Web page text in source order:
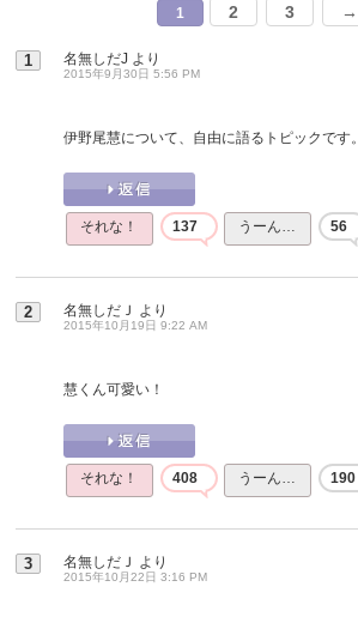
1 2 3 →
1 名無しだJ より
2015年9月30日 5:56 PM
伊野尾慧について、自由に語るトピックです。
それな！ 137 うーん… 56
2 名無しだＪ より
2015年10月19日 9:22 AM
慧くん可愛い！
それな！ 408 うーん… 190
3 名無しだＪ より
2015年10月22日 3:16 PM